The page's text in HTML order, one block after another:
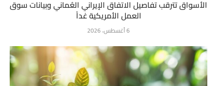
الأسواق تترقب تفاصيل الاتفاق الإيراني العُماني وبيانات سوق
العمل الأمريكية غداً
6 أغسطس، 2026